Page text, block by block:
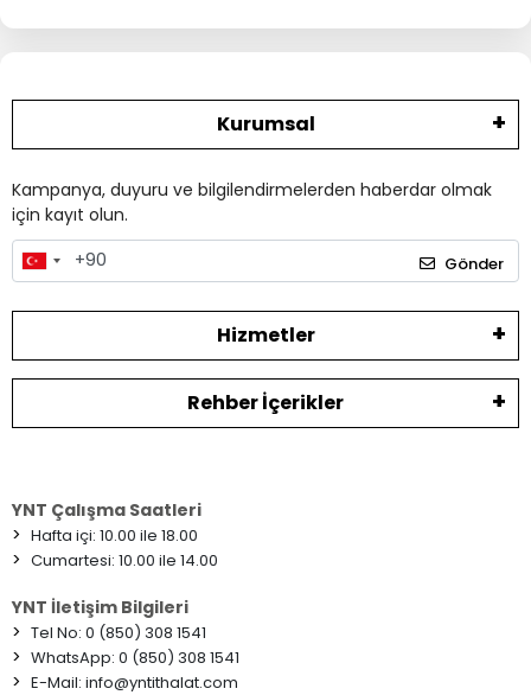
Kurumsal
Kampanya, duyuru ve bilgilendirmelerden haberdar olmak
için kayıt olun.
Gönder
Hizmetler
Rehber İçerikler
YNT Çalışma Saatleri
> Hafta içi: 10.00 ile 18.00
> Cumartesi: 10.00 ile 14.00
YNT İletişim Bilgileri
> Tel No: 0 (850) 308 1541
> WhatsApp: 0 (850) 308 1541
> E-Mail: info@yntithalat.com